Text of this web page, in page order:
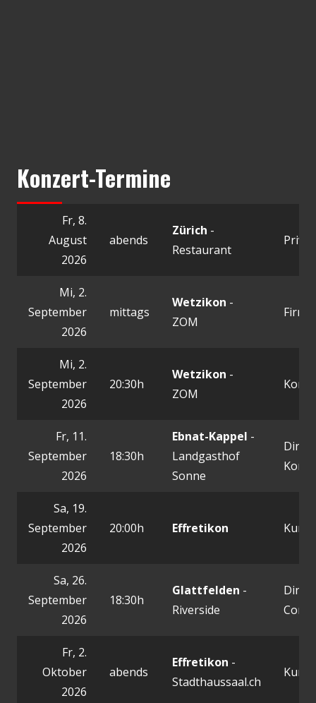
Konzert-Termine
Fr, 8.
August
2026
abends
Zürich -
Restaurant
Mi, 2.
September
2026
mittags
Wetzikon -
ZOM
Mi, 2.
September
2026
20:30h
Wetzikon -
ZOM
Fr, 11.
September
2026
18:30h
Ebnat-Kappel -
Landgasthof
Sonne
Sa, 19.
September
2026
20:00h Effretikon
Sa, 26.
September
2026
18:30h
Glattfelden -
Riverside
Fr, 2.
Oktober
2026
abends
Effretikon -
Stadthaussaal.ch